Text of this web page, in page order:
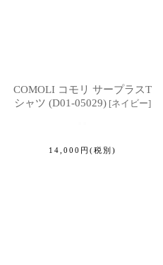
COMOLI コモリ サープラスT
シャツ (D01-05029) [ネイビー]
14,000 円 (税別)